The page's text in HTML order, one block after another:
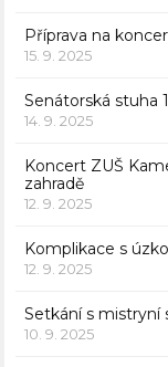
Příprava na
15. 9. 2025
Senátorská stuha
14. 9. 2025
Koncert ZUŠ
zahradě
12. 9. 2025
Komplikace s
12. 9. 2025
Setkání s mistryní
10. 9. 2025